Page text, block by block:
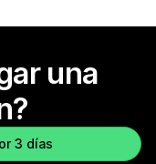
una
3 días